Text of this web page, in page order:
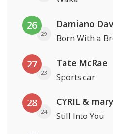
26
29
Damiano
Born With a
27
23
Tate McRae
Sports car
28
24
CYRIL &
Still Into You